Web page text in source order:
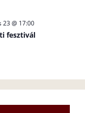
23 @ 17:00
fesztivál